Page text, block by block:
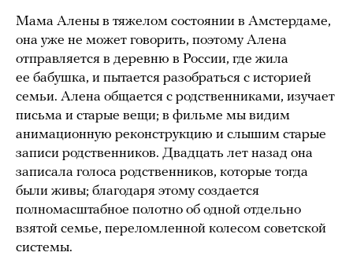
Мама Алены в тяжелом состоянии в Амстердаме,
она уже не может говорить, поэтому Алена
отправляется в деревню в России, где жила
ее бабушка, и пытается разобраться с историей
семьи. Алена общается с родственниками, изучает
письма и старые вещи; в фильме мы видим
анимационную реконструкцию и слышим старые
записи родственников. Двадцать лет назад она
записала голоса родственников, которые тогда
были живы; благодаря этому создается
полномасштабное полотно об одной отдельно
взятой семье, переломленной колесом советской
системы.